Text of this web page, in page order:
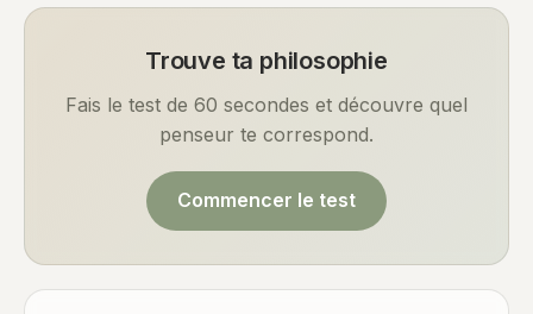
Trouve ta philosophie
Fais le test de 60 secondes et découvre quel
penseur te correspond.
Commencer le test